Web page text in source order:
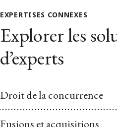
EXPERTISES CONNEXES
Explorer les
d’experts
Droit de la concurrence
Fusions et acquisitions